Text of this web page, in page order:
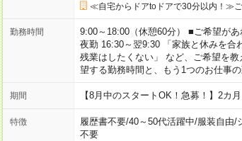
≪自宅からドアtoドアで30分以内！≫ご
勤務時間
9:00～18:00（休憩60分） ■ご希望が
夜勤 16:30～翌9:30 「家族と休みを合
残業はしたくない」 など、ご希望を
望する勤務時間と、もう1つのお仕事
期間 【8月中のスタートOK！急募！】2カ
特徴 履歴書不要/40～50代活躍中/服装自由/
不要